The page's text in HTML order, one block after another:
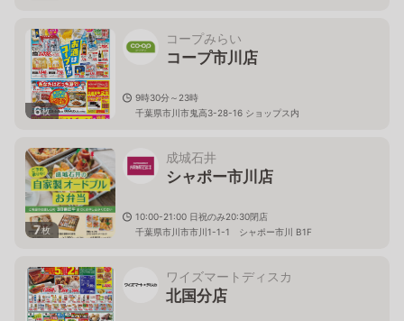
6枚
コープみらい
コープ市川店
9時30分～23時
千葉県市川市鬼高3-28-16 ショップス内
7枚
成城石井
シャポー市川店
10:00-21:00 日祝のみ20:30閉店
千葉県市川市市川1-1-1 シャポー市川 B1F
ワイズマートディスカ
北国分店